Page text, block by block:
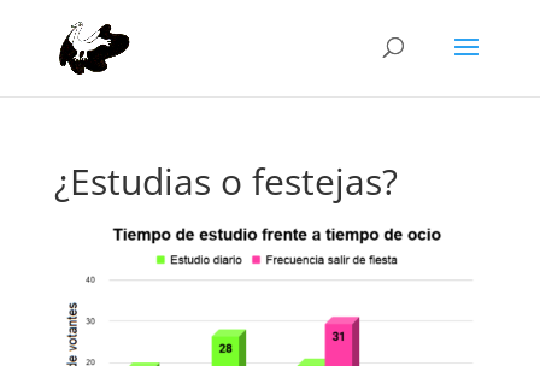
¿Estudias o festejas?